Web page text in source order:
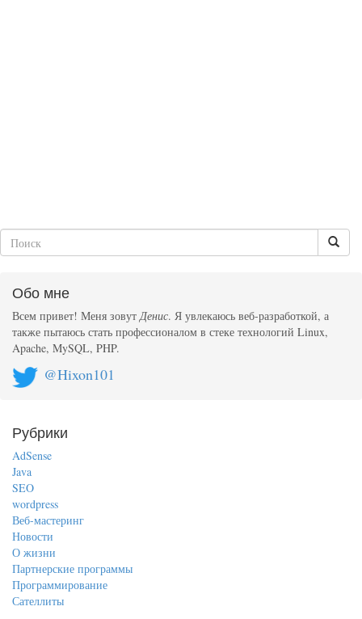
Обо мне
Всем привет! Меня зовутДенис. Я увлекаюсь веб-разработкой, а
также пытаюсь стать профессионалом в стеке технологий Linux,
Apache, MySQL, PHP.
@Hixon101
Рубрики
AdSense
Java
SEO
wordpress
Веб-мастеринг
Новости
О жизни
Партнерские программы
Программирование
Сателлиты